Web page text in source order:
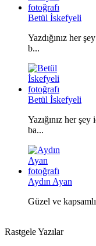
Betül İskefyeli
Yazdığınız her
b...
Betül İskefyeli
Yazığınız her
ba...
Aydın Ayan
Güzel ve
Rastgele Yazılar